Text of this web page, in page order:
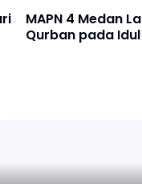
MAPN 4 Medan
Qurban pada Idul